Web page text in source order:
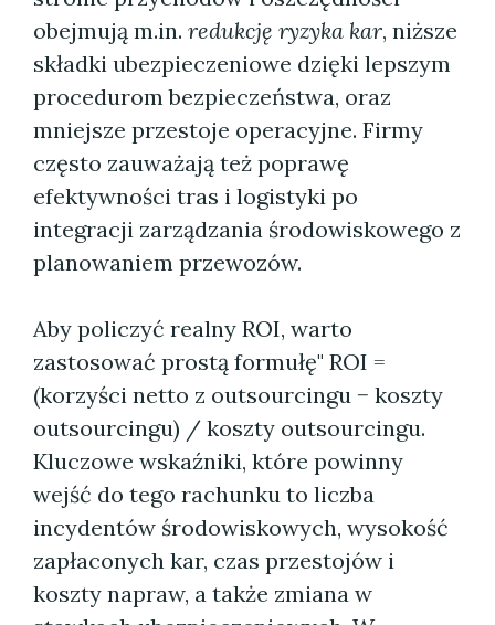
obejmują m.in. redukcję ryzyka kar, niższe
składki ubezpieczeniowe dzięki lepszym
procedurom bezpieczeństwa, oraz
mniejsze przestoje operacyjne. Firmy
często zauważają też poprawę
efektywności tras i logistyki po
integracji zarządzania środowiskowego z
planowaniem przewozów.
Aby policzyć realny ROI, warto
zastosować prostą formułę" ROI =
(korzyści netto z outsourcingu − koszty
outsourcingu) / koszty outsourcingu.
Kluczowe wskaźniki, które powinny
wejść do tego rachunku to liczba
incydentów środowiskowych, wysokość
zapłaconych kar, czas przestojów i
koszty napraw, a także zmiana w